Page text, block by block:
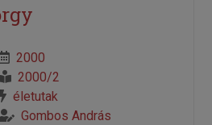
2000
2000/2
életutak
Gombos András